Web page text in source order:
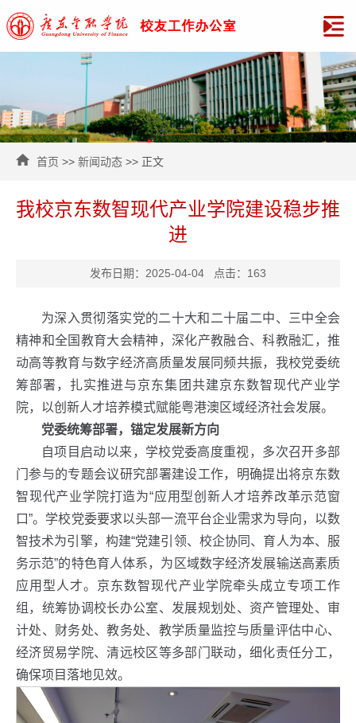
首页 >> 新闻动态 >> 正文
我校京东数智现代产业学院建设稳步推
进
发布日期：2025-04-04 点击： 163
为深入贯彻落实党的二十大和二十届二中、三中全会
精神和全国教育大会精神，深化产教融合、科教融汇，推
动高等教育与数字经济高质量发展同频共振，我校党委统
筹部署，扎实推进与京东集团共建京东数智现代产业学
院，以创新人才培养模式赋能粤港澳区域经济社会发展。
党委统筹部署，锚定发展新方向
自项目启动以来，学校党委高度重视，多次召开多部
门参与的专题会议研究部署建设工作，明确提出将京东数
智现代产业学院打造为“应用型创新人才培养改革示范窗
口”。学校党委要求以头部一流平台企业需求为导向，以数
智技术为引擎，构建“党建引领、校企协同、育人为本、服
务示范”的特色育人体系，为区域数字经济发展输送高素质
应用型人才。京东数智现代产业学院牵头成立专项工作
组，统筹协调校长办公室、发展规划处、资产管理处、审
计处、财务处、教务处、教学质量监控与质量评估中心、
经济贸易学院、清远校区等多部门联动，细化责任分工，
确保项目落地见效。